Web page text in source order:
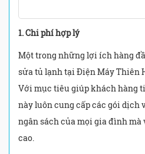
1. Chi phí hợp lý
Một trong những lợi ích hàng
sửa tủ lạnh tại Điện Máy Thiên
Với mục tiêu giúp khách hàng
này luôn cung cấp các gói dịch
ngân sách của mọi gia đình mà
cao.